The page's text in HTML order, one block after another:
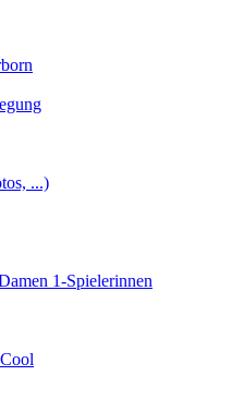
...)
1-Spielerinnen